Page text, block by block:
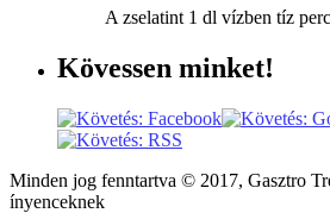
A zselatint 1 dl vízben tíz
Kövessen minket!
Minden jog fenntartva © 2017, Gasztro
ínyenceknek